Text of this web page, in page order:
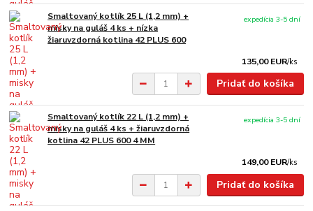
Smaltovaný kotlík 25 L (1,2 mm) +
misky na guláš 4 ks + nízka
žiaruvzdorná kotlina 42 PLUS 600
135,00 EUR/ks
expedícia 3-5 dní
Pridať do košíka
Smaltovaný kotlík 22 L (1,2 mm) +
misky na guláš 4 ks + žiaruvzdorná
kotlina 42 PLUS 600 4 MM
149,00 EUR/ks
expedícia 3-5 dní
Pridať do košíka